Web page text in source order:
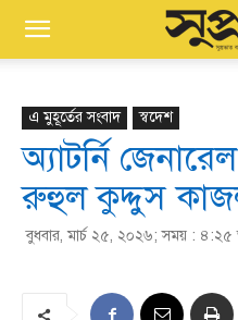
এ মুহূর্তের সংবাদ স্বদেশ
অ্যাটর্নি
রুহুল কুদ্দুস
বুধবার, মার্চ ২৫, ২০২৬; সময় : ৪:২৫